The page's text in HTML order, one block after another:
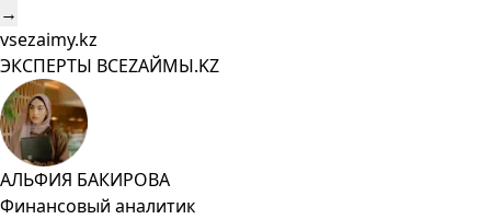
→
vsezaimy.kz
ЭКСПЕРТЫ ВСЕZAЙМЫ.KZ
АЛЬФИЯ БАКИРОВА
Финансовый аналитик